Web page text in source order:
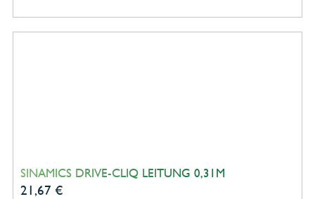
SINAMICS DRIVE-CLIQ LEITUNG 0,31M
21,67 €